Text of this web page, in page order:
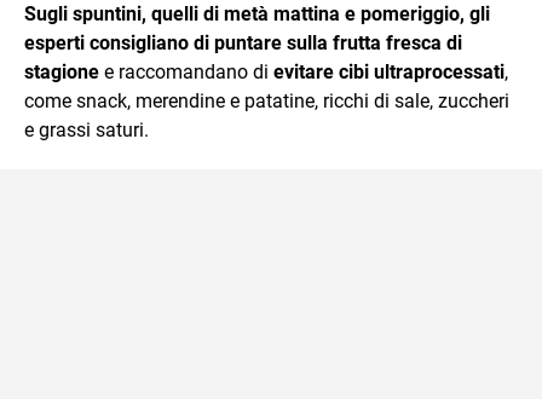
Sugli spuntini, quelli di metà mattina e pomeriggio, gli
esperti consigliano di puntare sulla frutta fresca di
stagione e raccomandano di evitare cibi ultraprocessati,
come snack, merendine e patatine, ricchi di sale, zuccheri
e grassi saturi.